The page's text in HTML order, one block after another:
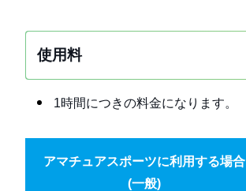
使用料
1時間につきの料金になります。
アマチュアスポーツに利用する場合
(一般)